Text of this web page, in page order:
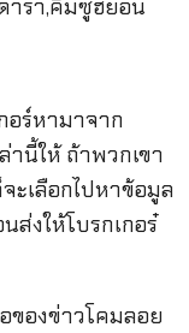
อร์หามาจาก
นี้ให้ ถ้าพวกเขา
ะเลือกไปหาข้อมูล
ส่งให้โบรกเกอร๋
ของข่าวโคมลอย